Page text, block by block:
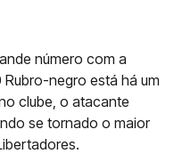
número com a
negro está há um
clube, o atacante
se tornado o maior